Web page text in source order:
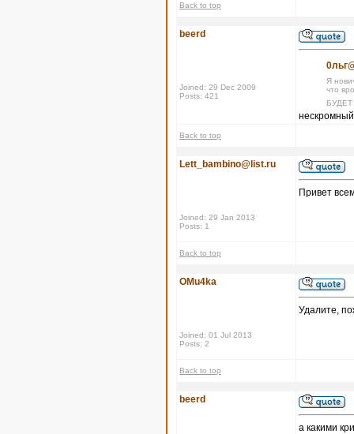
Back to top
beerd
Joined: 29 Dec 2009
Posts: 421
Я
что
Back to top
Lett_bambino@list.ru
Joined: 29 Jan 2013
Posts: 1
Привет
Back to top
OMu4ka
Joined: 01 Jul 2013
Posts: 2
Удалите,
Back to top
beerd
а какими